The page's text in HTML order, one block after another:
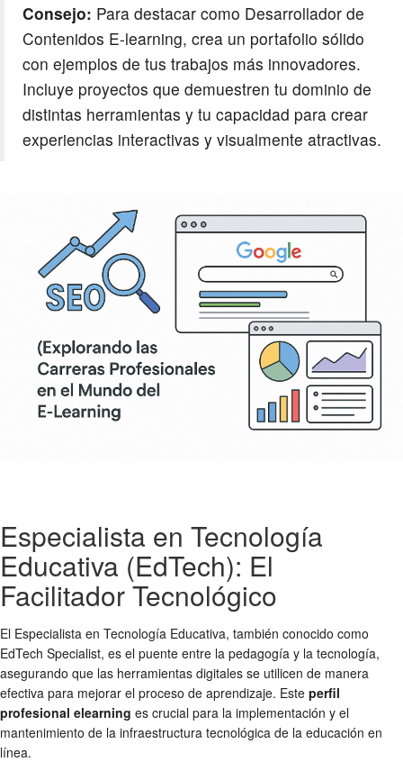
Consejo: Para destacar como Desarrollador de
Contenidos E-learning, crea un portafolio sólido
con ejemplos de tus trabajos más innovadores.
Incluye proyectos que demuestren tu dominio de
distintas herramientas y tu capacidad para crear
experiencias interactivas y visualmente atractivas.
Especialista en Tecnología
Educativa (EdTech): El
Facilitador Tecnológico
El Especialista en Tecnología Educativa, también conocido como
EdTech Specialist, es el puente entre la pedagogía y la tecnología,
asegurando que las herramientas digitales se utilicen de manera
efectiva para mejorar el proceso de aprendizaje. Este perfil
profesional elearning es crucial para la implementación y el
mantenimiento de la infraestructura tecnológica de la educación en
línea.